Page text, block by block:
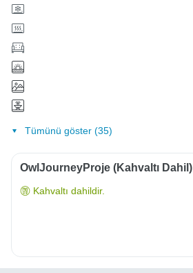
Tümünü göster (35)
OwlJourneyProje (Kahvaltı Dahil)
Kahvaltı dahildir.